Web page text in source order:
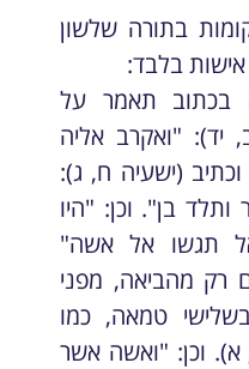
בתורה שלשון
אישות בלבד:
בכתוב תאמר על
יד): "ואקרב אליה
(ישעיה ח, ג):
בן". וכן: "היו
תגשו אל אשה"
רק מהביאה, מפני
טמאה, כמו
וכן: "ואשה אשר